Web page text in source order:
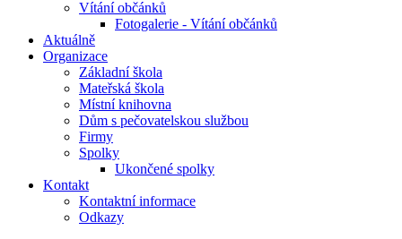
Vítání občánků
Fotogalerie - Vítání občánků
Aktuálně
Organizace
Základní škola
Mateřská škola
Místní knihovna
Dům s pečovatelskou službou
Firmy
Spolky
Ukončené spolky
Kontakt
Kontaktní informace
Odkazy